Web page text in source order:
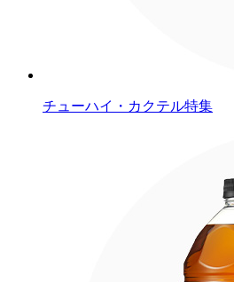
チューハイ・カクテル特集